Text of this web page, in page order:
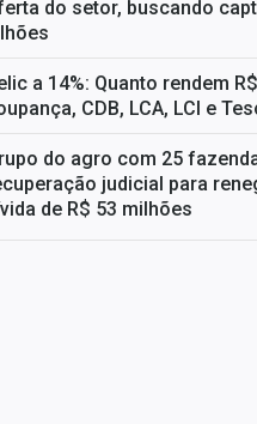
do setor, buscando
a 14%: Quanto rendem
CDB, LCA, LCI e
do agro com 25
judicial para
de R$ 53 milhões